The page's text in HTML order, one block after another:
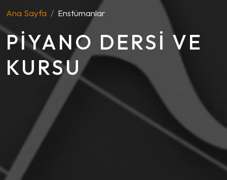
Ana Sayfa Enstümanlar
PIYANO DERSI VE
KURSU